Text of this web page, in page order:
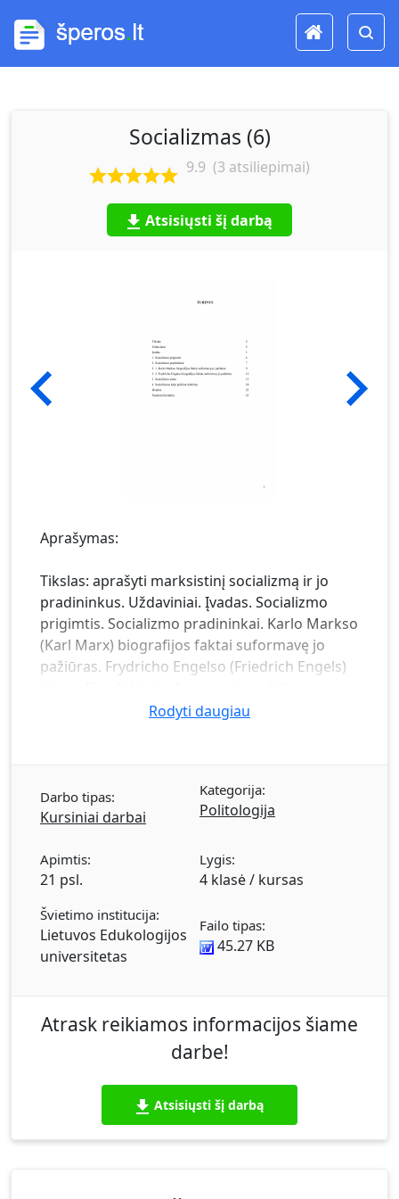
Socializmas (6)
9.9 (3 atsiliepimai)
Atsisiųsti šį darbą
Aprašymas:
Tikslas: aprašyti marksistinį socializmą ir jo
pradininkus. Uždaviniai. Įvadas. Socializmo
prigimtis. Socializmo pradininkai. Karlo Markso
(Karl Marx) biografijos faktai suformavę jo
pažiūras. Frydricho Engelso (Friedrich Engels)
Socializmo esmė. Socializmas kaip politinė
Rodyti daugiau
Darbo tipas:
Kursiniai darbai
Kategorija:
Politologija
Apimtis:
21 psl.
Lygis:
4 klasė / kursas
Švietimo institucija:
Lietuvos Edukologijos
universitetas
Failo tipas:
45.27 KB
Atrask reikiamos informacijos šiame
darbe!
Atsisiųsti šį darbą